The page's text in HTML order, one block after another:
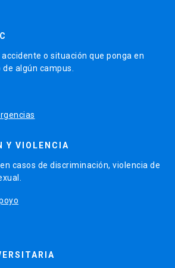
o situación que ponga en
algún campus.
Y VIOLENCIA
casos de discriminación, violencia de